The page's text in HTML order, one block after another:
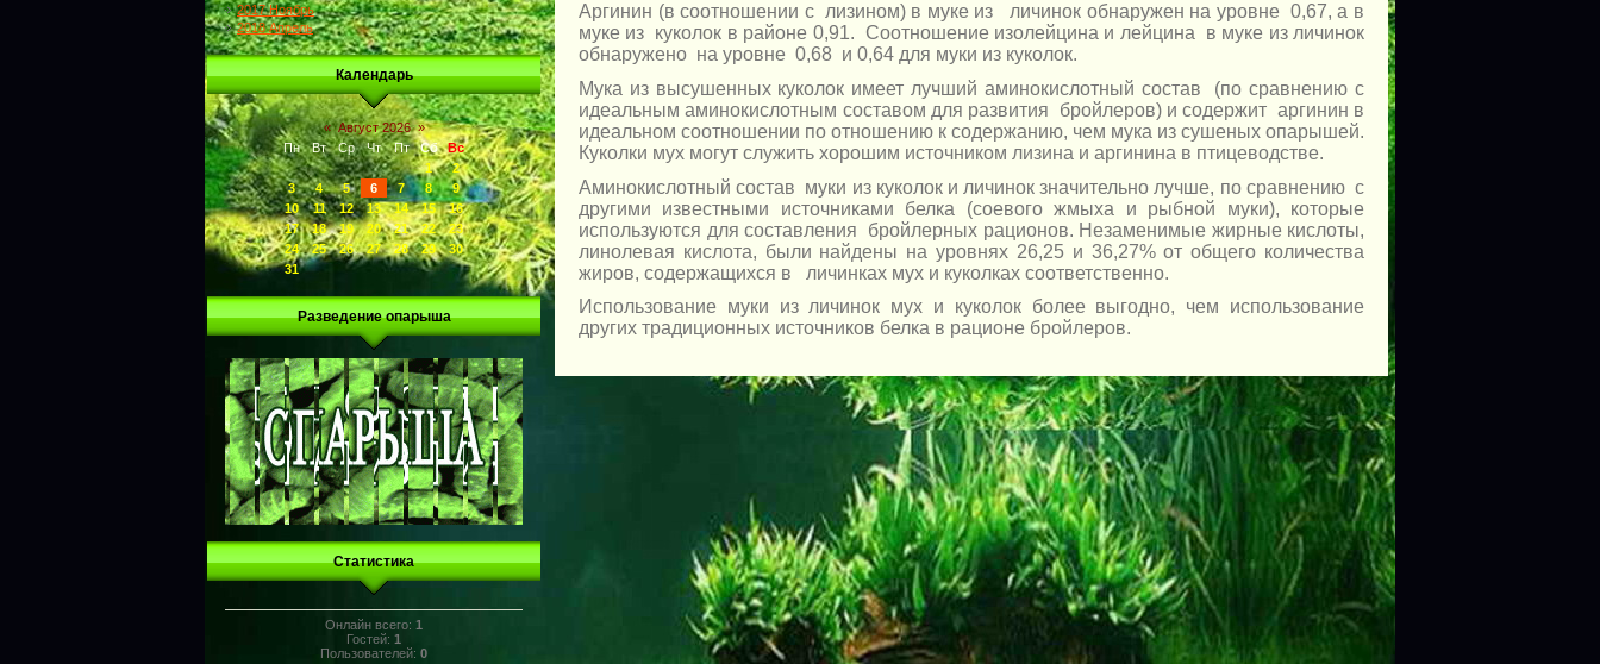
2017 Ноябрь
2018 Апрель
Календарь
« Август 2026 »
Пн
Вт Ср Чт Пт Сб
Вс
1
2
3
4 5 6 7 8
9
10
11 12 13 14 15
16
17
18 19 20 21 22
23
24
25 26 27 28 29
30
31
Разведение опарыша
Статистика
Онлайн всего: 1
Гостей: 1
Пользователей: 0
Аргинин (в соотношении с лизином) в муке из личинок обнаружен на уровне 0,67, а в
муке из куколок в районе 0,91. Соотношение изолейцина и лейцина в муке из личинок
обнаружено на уровне 0,68 и 0,64 для муки из куколок.
Мука из высушенных куколок имеет лучший аминокислотный состав (по сравнению с
идеальным аминокислотным составом для развития бройлеров) и содержит аргинин в
идеальном соотношении по отношению к содержанию, чем мука из сушеных опарышей.
Куколки мух могут служить хорошим источником лизина и аргинина в птицеводстве.
Аминокислотный состав муки из куколок и личинок значительно лучше, по сравнению с
другими известными источниками белка (соевого жмыха и рыбной муки), которые
используются для составления бройлерных рационов. Незаменимые жирные кислоты,
линолевая кислота, были найдены на уровнях 26,25 и 36,27% от общего количества
жиров, содержащихся в личинках мух и куколках соответственно.
Использование муки из личинок мух и куколок более выгодно, чем использование
других традиционных источников белка в рационе бройлеров.